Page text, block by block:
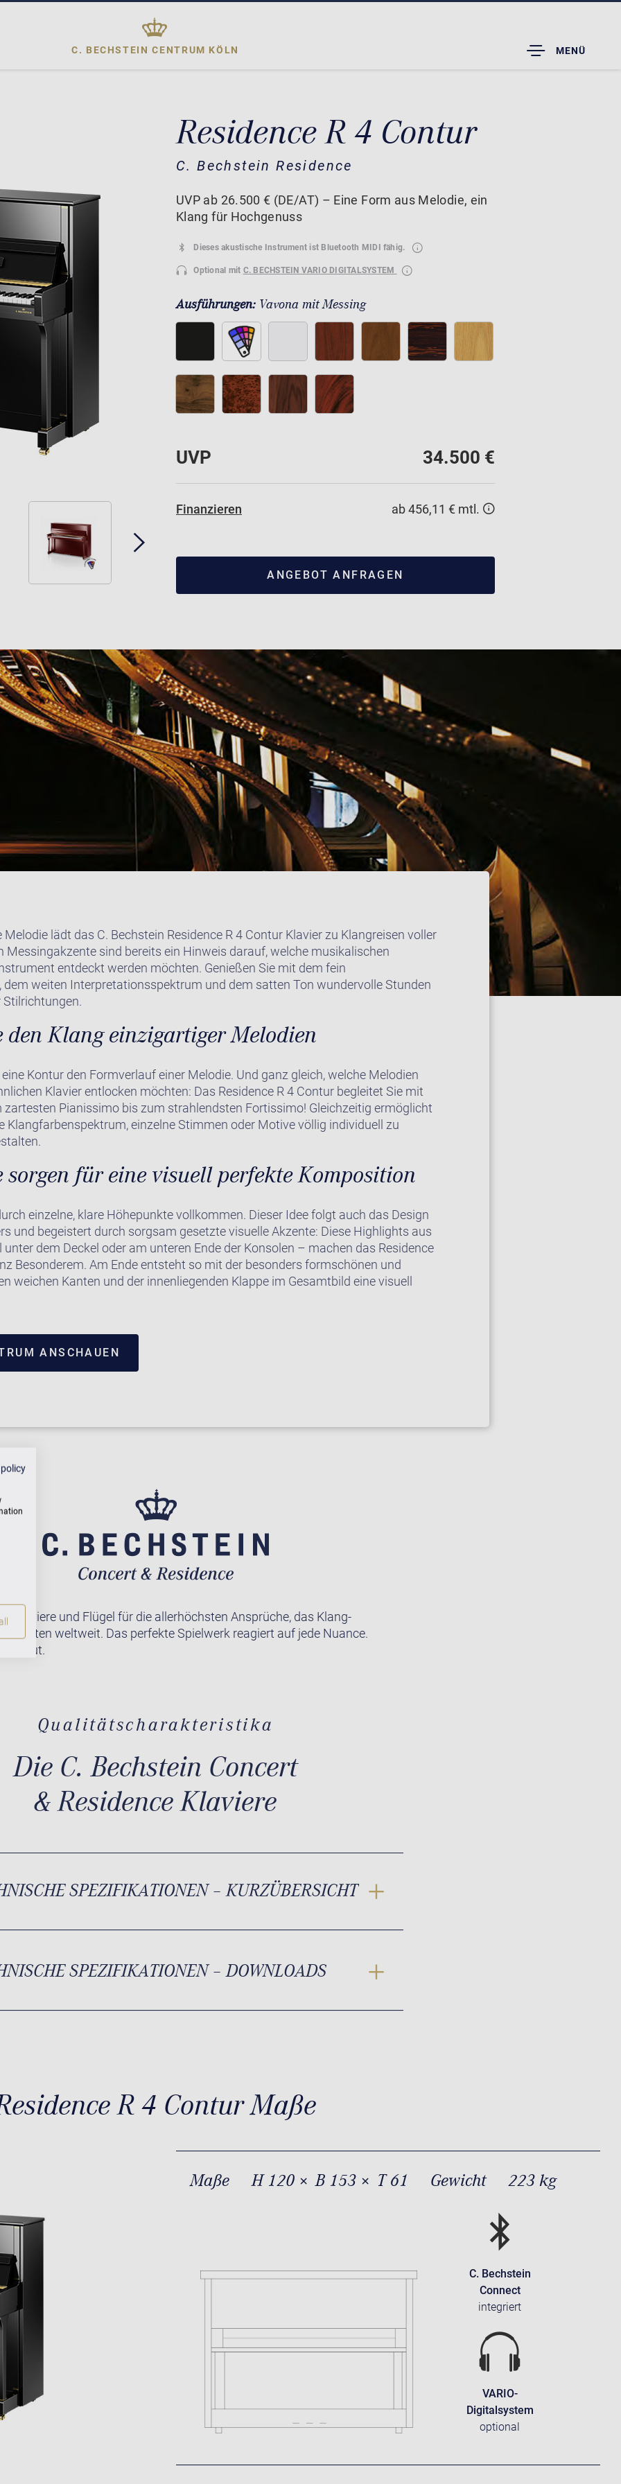
C. BECHSTEIN CENTRUM KÖLN
TOGGLE
DROPDOWN
MENÜ
Residence R 4 Contur
C. Bechstein Residence
UVP ab 26.500 € (DE/AT) – Eine Form aus Melodie, ein
Klang für Hochgenuss
Dieses akustische Instrument ist Bluetooth MIDI fähig.
Optional mit C. BECHSTEIN VARIO DIGITALSYSTEM
Ausführungen: Vavona mit Messing
UVP 34.500 €
Finanzieren ab 456,11 € mtl.
ANGEBOT ANFRAGEN
lädt das C. Bechstein Residence R 4 Contur Klavier zu Klangreisen voller
Messingakzente sind bereits ein Hinweis darauf, welche musikalischen
entdeckt werden möchten. Genießen Sie mit dem fein
dem weiten Interpretationsspektrum und dem satten Ton wundervolle Stunden
Stilrichtungen.
den Klang einzigartiger Melodien
Kontur den Formverlauf einer Melodie. Und ganz gleich, welche Melodien
Klavier entlocken möchten: Das Residence R 4 Contur begleitet Sie mit
zartesten Pianissimo bis zum strahlendsten Fortissimo! Gleichzeitig ermöglicht
Klangfarbenspektrum, einzelne Stimmen oder Motive völlig individuell zu
sorgen für eine visuell perfekte Komposition
einzelne, klare Höhepunkte vollkommen. Dieser Idee folgt auch das Design
und begeistert durch sorgsam gesetzte visuelle Akzente: Diese Highlights aus
dem Deckel oder am unteren Ende der Konsolen – machen das Residence
Besonderem. Am Ende entsteht so mit der besonders formschönen und
weichen Kanten und der innenliegenden Klappe im Gesamtbild eine visuell
ANSCHAUEN
Klaviere und Flügel für die allerhöchsten Ansprüche, das Klang-
weltweit. Das perfekte Spielwerk reagiert auf jede Nuance.
gut.
Qualitätscharakteristika
Die C. Bechstein Concert
& Residence Klaviere
SPEZIFIKATIONEN – KURZÜBERSICHT
SPEZIFIKATIONEN – DOWNLOADS
R 4 Contur Maße
Maße H 120 × B 153 × T 61 Gewicht 223 kg
C. Bechstein
Connect
integriert
VARIO-
Digitalsystem
optional